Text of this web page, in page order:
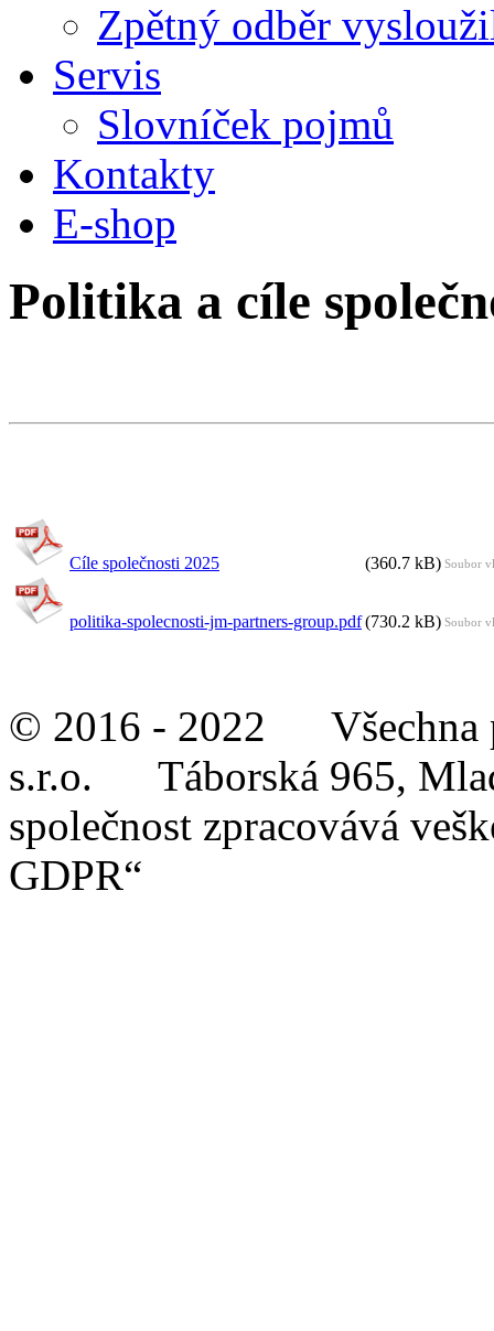
Zpětný odběr
Servis
Slovníček pojmů
Kontakty
E-shop
Politika a cíle
Cíle společnosti 2025 (360.7 kB) Soubor
politika-spolecnosti-jm-partners-group.pdf(730.2 kB) Soubor
© 2016 - 2022 Všechna
s.r.o. Táborská 965,
společnost zpracovává
GDPR“